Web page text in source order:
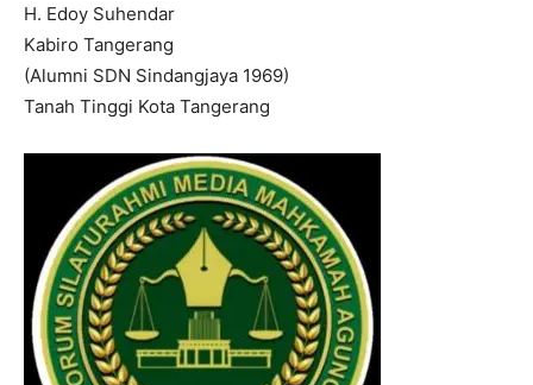
H. Edoy Suhendar
Kabiro Tangerang
(Alumni SDN Sindangjaya 1969)
Tanah Tinggi Kota Tangerang